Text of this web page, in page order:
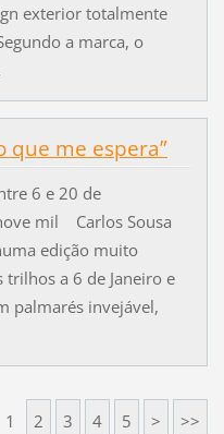
exterior totalmente
a marca, o
que me espera”
6 e 20 de
mil Carlos Sousa
edição muito
trilhos a 6 de Janeiro e
palmarés invejável,
1 2 3 4 5 > >>